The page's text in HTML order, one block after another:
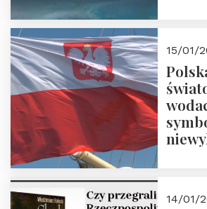
15/01/
14/01/